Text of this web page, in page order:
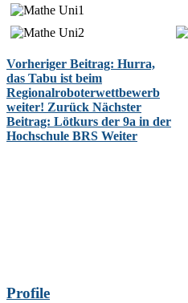
Vorheriger Beitrag: Hurra,
das Tabu ist beim
Regionalroboterwettbewerb
weiter! Zurück Nächster
Beitrag: Lötkurs der 9a in der
Hochschule BRS Weiter
Profile